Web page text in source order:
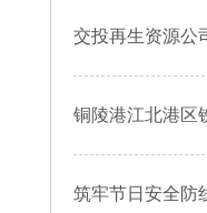
交投再生资源公
铜陵港江北港区
筑牢节日安全防